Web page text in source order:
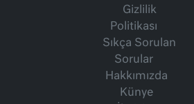
Gizlilik
Politikası
Sıkça Sorulan
Sorular
Hakkımızda
Künye